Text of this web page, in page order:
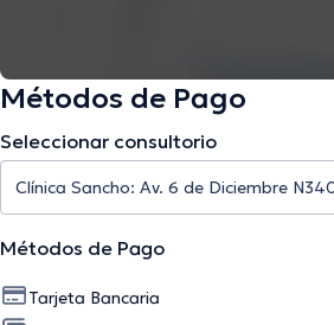
Métodos de Pago
Seleccionar consultorio
Métodos de Pago
Tarjeta Bancaria